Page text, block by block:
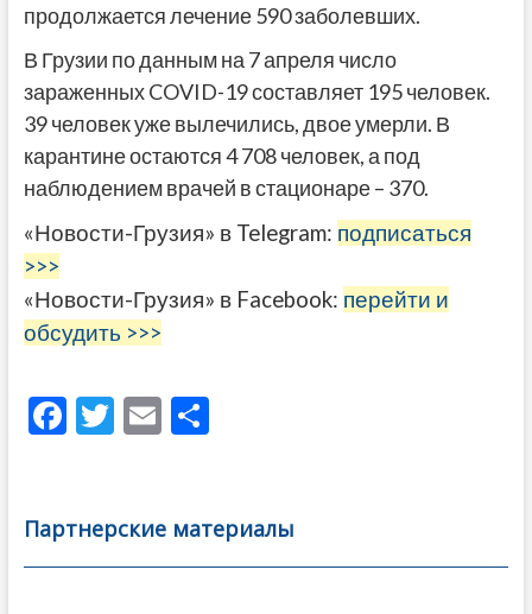
продолжается лечение 590 заболевших.
В Грузии по данным на 7 апреля число
зараженных COVID-19 составляет 195 человек.
39 человек уже вылечились, двое умерли. В
карантине остаются 4 708 человек, а под
наблюдением врачей в стационаре – 370.
«Новости-Грузия» в Telegram: подписаться
>>>
«Новости-Грузия» в Facebook: перейти и
обсудить >>>
F
b
o
T
er
E
l
О
а
в
Партнерские материалы